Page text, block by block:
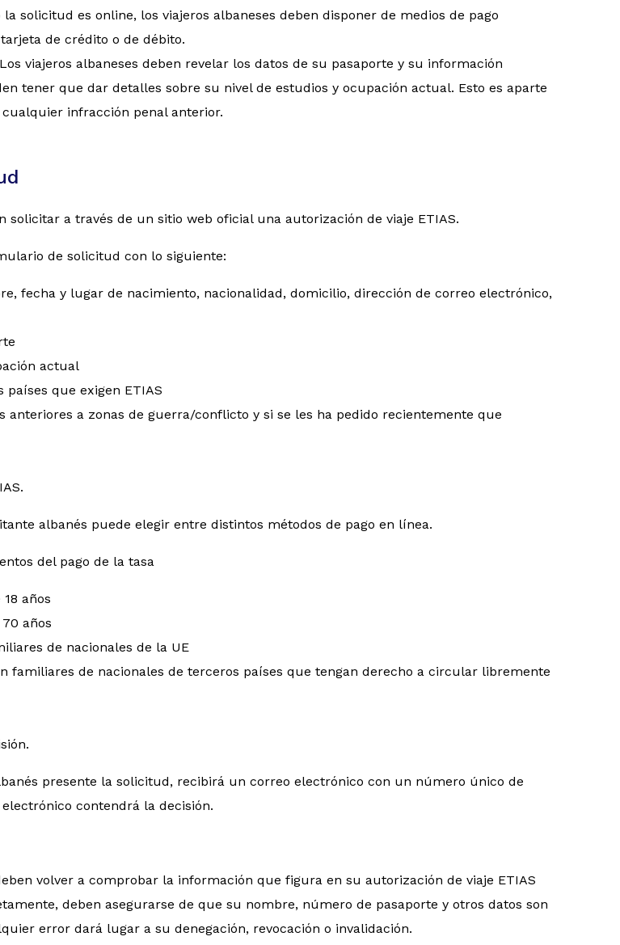
la solicitud es online, los viajeros albaneses deben disponer de medios de pago
de crédito o de débito.
Los viajeros albaneses deben revelar los datos de su pasaporte y su información
tener que dar detalles sobre su nivel de estudios y ocupación actual. Esto es aparte
infracción penal anterior.
solicitar a través de un sitio web oficial una autorización de viaje ETIAS.
de solicitud con lo siguiente:
fecha y lugar de nacimiento, nacionalidad, domicilio, dirección de correo electrónico,
actual
que exigen ETIAS
anteriores a zonas de guerra/conflicto y si se les ha pedido recientemente que
albanés puede elegir entre distintos métodos de pago en línea.
del pago de la tasa
años
años
de nacionales de la UE
familiares de nacionales de terceros países que tengan derecho a circular libremente
presente la solicitud, recibirá un correo electrónico con un número único de
contendrá la decisión.
volver a comprobar la información que figura en su autorización de viaje ETIAS
deben asegurarse de que su nombre, número de pasaporte y otros datos son
error dará lugar a su denegación, revocación o invalidación.